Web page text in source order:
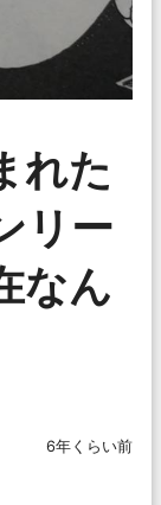
れた
リー
なん
6年くらい前